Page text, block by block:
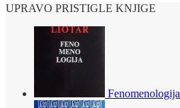
UPRAVO PRISTIGLE KNJIGE
Fenomenologija